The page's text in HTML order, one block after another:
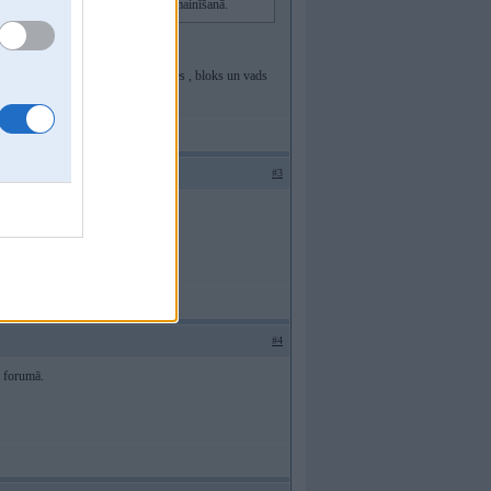
neesmu ieinteresēts aklā detaļu mainīšanā.
kas uz bloku iet, tb jamaina sveces , bloks un vads
#3
#4
forumā.